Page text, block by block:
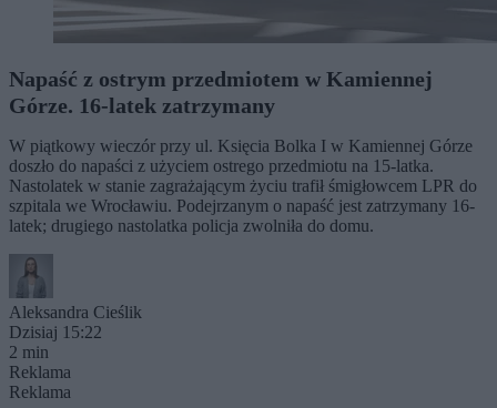
Napaść z ostrym przedmiotem w Kamiennej
Górze. 16-latek zatrzymany
W piątkowy wieczór przy ul. Księcia Bolka I w Kamiennej Górze
doszło do napaści z użyciem ostrego przedmiotu na 15-latka.
Nastolatek w stanie zagrażającym życiu trafił śmigłowcem LPR do
szpitala we Wrocławiu. Podejrzanym o napaść jest zatrzymany 16-
latek; drugiego nastolatka policja zwolniła do domu.
Aleksandra Cieślik
Dzisiaj 15:22
2 min
Reklama
Reklama